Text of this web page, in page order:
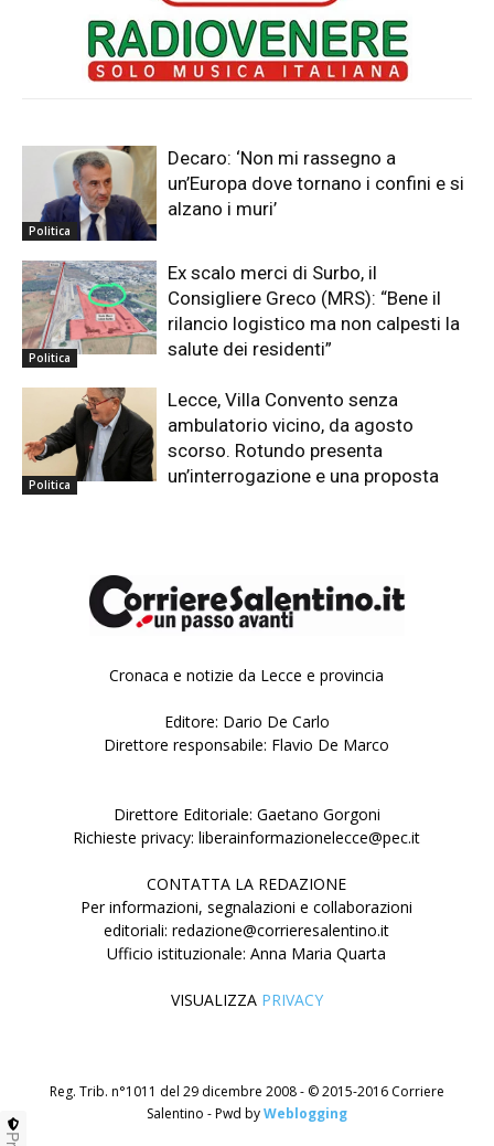
Politica
Decaro: ‘Non mi rassegno a
un’Europa dove tornano i confini e si
alzano i muri’
Politica
Ex scalo merci di Surbo, il
Consigliere Greco (MRS): “Bene il
rilancio logistico ma non calpesti la
salute dei residenti”
Politica
Lecce, Villa Convento senza
ambulatorio vicino, da agosto
scorso. Rotundo presenta
un’interrogazione e una proposta
Cronaca e notizie da Lecce e provincia
Editore: Dario De Carlo
Direttore responsabile: Flavio De Marco
Direttore Editoriale: Gaetano Gorgoni
Richieste privacy: liberainformazionelecce@pec.it
CONTATTA LA REDAZIONE
Per informazioni, segnalazioni e collaborazioni
editoriali: redazione@corrieresalentino.it
Ufficio istituzionale: Anna Maria Quarta
VISUALIZZA PRIVACY
Reg. Trib. n°1011 del 29 dicembre 2008 - © 2015-2016 Corriere
Salentino - Pwd byWeblogging